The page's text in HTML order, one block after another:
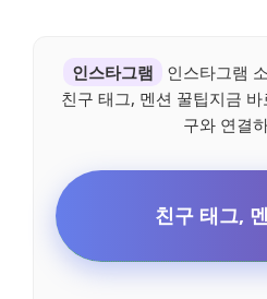
인스타그램
인스타그램
친구 태그, 멘션 꿀팁지금
구와 연결
친구 태그,